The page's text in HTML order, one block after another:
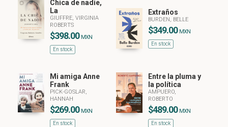
Chica de nadie,
La
GIUFFRE, VIRGINIA
ROBERTS
$398.00 MXN
En stock
Extraños
BURDEN, BELLE
$349.00 MXN
En stock
Mi amiga Anne
Frank
PICK-GOSLAR,
HANNAH
$269.00 MXN
En stock
Entre la pluma y
la política
AMPUERO,
ROBERTO
$489.00 MXN
En stock